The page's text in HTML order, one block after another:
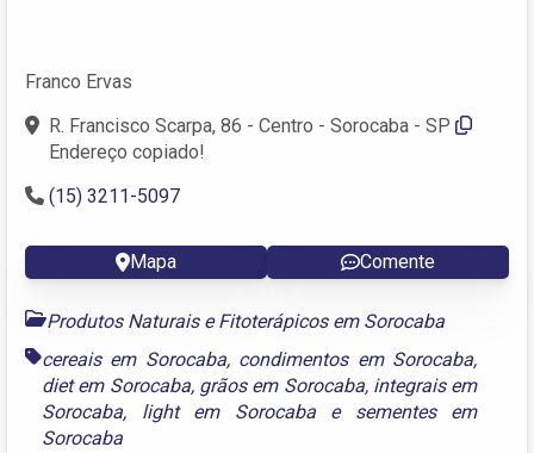
Franco Ervas
R. Francisco Scarpa, 86 - Centro - Sorocaba - SP
Endereço copiado!
(15) 3211-5097
Mapa Comente
Produtos Naturais e Fitoterápicos em Sorocaba
cereais em Sorocaba, condimentos em Sorocaba,
diet em Sorocaba, grãos em Sorocaba, integrais em
Sorocaba, light em Sorocabae sementes em
Sorocaba